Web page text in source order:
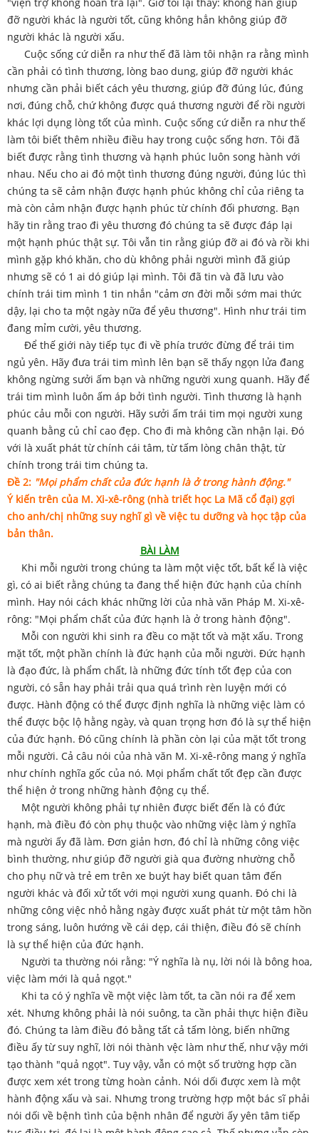
đỡ người khác là người tốt, cũng không hẳn không giúp đỡ
người khác là người xấu.
Cuộc sống cứ diễn ra như thế đã làm tôi nhận ra rằng mình
cần phải có tình thương, lòng bao dung, giúp đỡ người khác
nhưng cần phải biết cách yêu thương, giúp đỡ đúng lúc, đúng
nơi, đúng chỗ, chứ không được quá thương người để rồi người
khác lợi dụng lòng tốt của mình. Cuộc sống cứ diễn ra như thế
làm tôi biết thêm nhiều điều hay trong cuộc sống hơn. Tôi đã
biết được rằng tình thương và hạnh phúc luôn song hành với
nhau. Nếu cho ai đó một tình thương đúng người, đúng lúc thì
chúng ta sẽ cảm nhận được hạnh phúc không chỉ của riêng ta
mà còn cảm nhận được hạnh phúc từ chính đối phương. Bạn
hãy tin rằng trao đi yêu thương đó chúng ta sẽ được đáp lại
một hạnh phúc thật sự. Tôi vẫn tin rằng giúp đỡ ai đó và rồi khi
mình gặp khó khăn, cho dù không phải người mình đã giúp
nhưng sẽ có 1 ai dó giúp lại mình. Tôi đã tin và đã lưu vào
chính trái tim mình 1 tin nhắn "cảm ơn đời mỗi sớm mai thức
dậy, lại cho ta một ngày nữa để yêu thương". Hình như trái tim
đang mỉm cười, yêu thương.
Để thế giới này tiếp tục đi về phía trước đừng để trái tim
ngủ yên. Hãy đưa trái tim mình lên bạn sẽ thấy ngọn lửa đang
không ngừng sưởi ấm bạn và những người xung quanh. Hãy để
trái tim mình luôn ấm áp bởi tình người. Tình thương là hạnh
phúc cảu mỗi con người. Hãy sưởi ấm trái tim mọi người xung
quanh bằng củ chỉ cao đẹp. Cho đi mà không cần nhận lại. Đó
với là xuất phát từ chính cái tâm, từ tấm lòng chân thật, từ
chính trong trái tim chúng ta.
Đề 2: "Mọi phẩm chất của đức hạnh là ở trong hành động."
Ý kiến trên của M. Xi-xê-rông (nhà triết học La Mã cổ đại) gợi
cho anh/chị những suy nghĩ gì về việc tu dưỡng và học tập của
bản thân.
BÀI LÀM
Khi mỗi người trong chúng ta làm một việc tốt, bất kể là việc
gì, có ai biết rằng chúng ta đang thể hiện đức hạnh của chính
mình. Hay nói cách khác những lời của nhà văn Pháp M. Xi-xê-
rông: "Mọi phẩm chất của đức hạnh là ở trong hành động".
Mỗi con người khi sinh ra đều co mặt tốt và mặt xấu. Trong
mặt tốt, một phần chính là đức hạnh của mỗi người. Đức hạnh
là đạo đức, là phẩm chất, là những đức tính tốt đẹp của con
người, có sẵn hay phải trải qua quá trình rèn luyện mới có
được. Hành động có thể được định nghĩa là những việc làm có
thể được bộc lộ hằng ngày, và quan trọng hơn đó là sự thể hiện
của đức hạnh. Đó cũng chính là phần còn lại của mặt tốt trong
mỗi người. Cả câu nói của nhà văn M. Xi-xê-rông mang ý nghĩa
như chính nghĩa gốc của nó. Mọi phẩm chất tốt đẹp cần được
thể hiện ở trong những hành động cụ thể.
Một người không phải tự nhiên được biết đến là có đức
hạnh, mà điều đó còn phụ thuộc vào những việc làm ý nghĩa
mà người ấy đã làm. Đơn giản hơn, đó chỉ là những công việc
bình thường, như giúp đỡ người già qua đường nhường chỗ
cho phụ nữ và trẻ em trên xe buýt hay biết quan tâm đến
người khác và đối xử tốt với mọi người xung quanh. Đó chi là
những công việc nhỏ hằng ngày được xuất phát từ một tâm hồn
trong sáng, luôn hướng về cái dẹp, cái thiện, điều đó sẽ chính
là sự thể hiện của đức hạnh.
Người ta thường nói rằng: "Ý nghĩa là nụ, lời nói là bông hoa,
việc làm mới là quả ngọt."
Khi ta có ý nghĩa về một việc làm tốt, ta cần nói ra để xem
xét. Nhưng không phải là nói suông, ta cần phải thực hiện điều
đó. Chúng ta làm điều đó bằng tất cả tấm lòng, biến những
điều ấy từ suy nghĩ, lời nói thành vệc làm như thế, như vậy mới
tạo thành "quả ngọt". Tuy vậy, vẫn có một số trường hợp cần
được xem xét trong từng hoàn cảnh. Nói dối được xem là một
hành động xấu và sai. Nhưng trong trường hợp một bác sĩ phải
nói dối về bệnh tình của bệnh nhân để người ấy yên tâm tiếp